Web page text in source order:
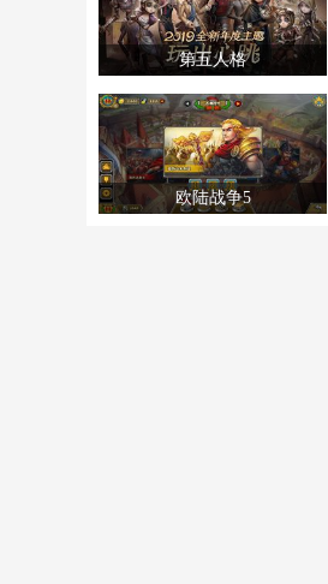
第五人格
欧陆战争5